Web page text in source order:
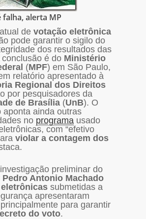
alerta MP
de votação eletrônica
pode garantir o sigilo do
dos resultados das
é do Ministério
(MPF) em São Paulo,
relatório apresentado à
Regional dos Direitos
o por pesquisadores da
de Brasília (UnB). O
aponta ainda outras
no programa usado
com “efetivo
violar a contagem dos
preliminar do
Pedro Antonio Machado
submetidas a
apresentaram
para garantir
do voto.